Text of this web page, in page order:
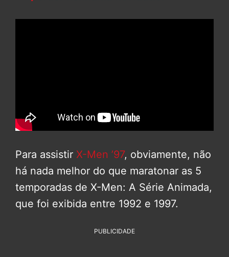
Para assistir X-Men ’97, obviamente, não
há nada melhor do que maratonar as 5
temporadas de X-Men: A Série Animada,
que foi exibida entre 1992 e 1997.
PUBLICIDADE